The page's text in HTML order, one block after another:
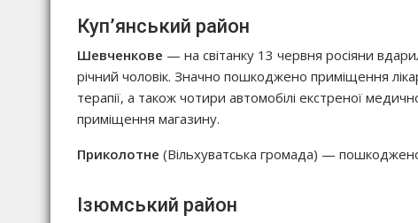
Куп’янський район
Шевченкове — на світанку 13 червня росіяни
річний чоловік. Значно пошкоджено приміщення
терапії, а також чотири автомобілі екстреної
приміщення магазину.
Приколотне (Вільхуватська громада) —
Ізюмський район